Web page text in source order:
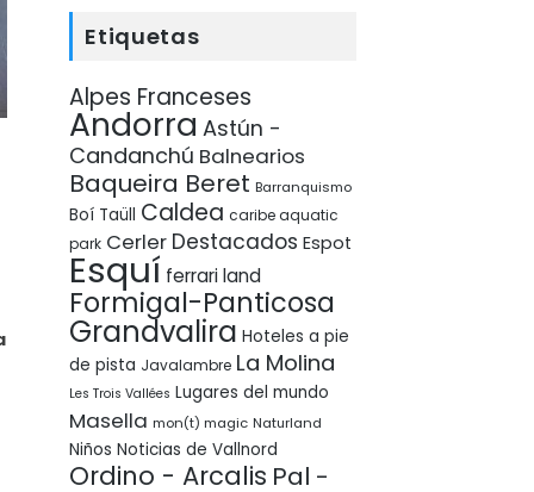
Etiquetas
Alpes Franceses
Andorra Astún -
Candanchú Balnearios
Baqueira Beret Barranquismo
Boí Taüll Caldea caribe aquatic
park Cerler Destacados Espot
Esquí ferrari land
Formigal-Panticosa
Grandvalira Hoteles a pie
de pista Javalambre La Molina
Les Trois Vallées Lugares del mundo
Masella mon(t) magic Naturland
Niños Noticias de Vallnord
Ordino - Arcalis Pal -